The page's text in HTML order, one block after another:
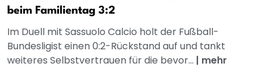
beim Familientag 3:2
Im Duell mit Sassuolo Calcio holt der Fußball-
Bundesligist einen 0:2-Rückstand auf und tankt
weiteres Selbstvertrauen für die bevor... | mehr